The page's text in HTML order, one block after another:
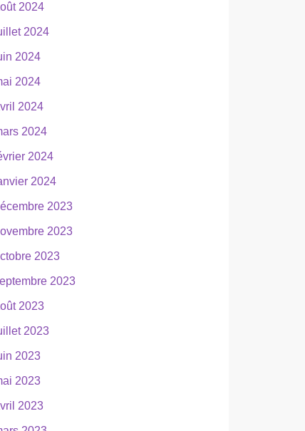
2024
2024
2024
2024
2024
2024
2024
2024
2023
2023
2023
2023
2023
2023
2023
2023
2023